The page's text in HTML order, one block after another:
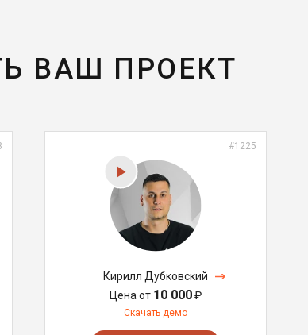
ВАШ ПРОЕКТ
#1225
Кирилл Дубковский
Цена от 10 000₽
Скачать демо